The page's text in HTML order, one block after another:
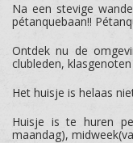
Na een stevige
pétanquebaan!!
Ontdek nu de
clubleden,
Het huisje is helaas
Huisje is te huren
maandag),